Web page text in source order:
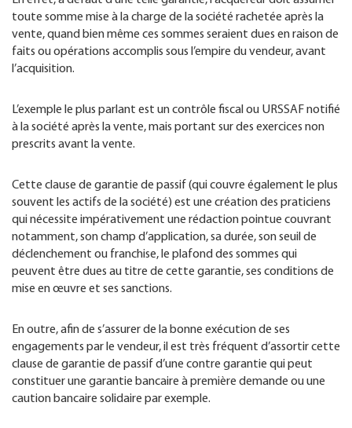
toute somme mise à la charge de la société rachetée après la
vente, quand bien même ces sommes seraient dues en raison de
faits ou opérations accomplis sous l’empire du vendeur, avant
l’acquisition.
L’exemple le plus parlant est un contrôle fiscal ou URSSAF notifié
à la société après la vente, mais portant sur des exercices non
prescrits avant la vente.
Cette clause de garantie de passif (qui couvre également le plus
souvent les actifs de la société) est une création des praticiens
qui nécessite impérativement une rédaction pointue couvrant
notamment, son champ d’application, sa durée, son seuil de
déclenchement ou franchise, le plafond des sommes qui
peuvent être dues au titre de cette garantie, ses conditions de
mise en œuvre et ses sanctions.
En outre, afin de s’assurer de la bonne exécution de ses
engagements par le vendeur, il est très fréquent d’assortir cette
clause de garantie de passif d’une contre garantie qui peut
constituer une garantie bancaire à première demande ou une
caution bancaire solidaire par exemple.